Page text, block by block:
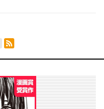
RSSフィード